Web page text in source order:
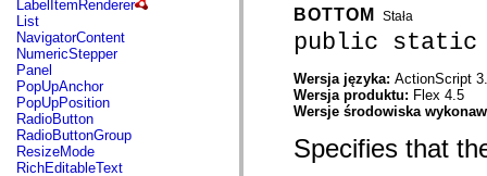
flash.sampler
flash.security
flash.sensors
flash.system
flash.text
flash.text.engine
flash.text.ime
flash.ui
flash.utils
flash.xml
LabelItemRenderer
List
NavigatorContent
NumericStepper
Panel
PopUpAnchor
PopUpPosition
RadioButton
RadioButtonGroup
ResizeMode
RichEditableText
BOTTOM Stała
public static
Wersja języka: ActionScript
Wersja produktu: Flex 4.5
Wersje środowiska
Specifies that